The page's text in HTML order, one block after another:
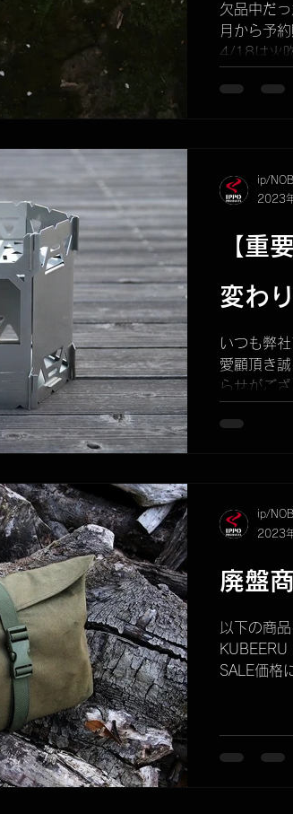
収納法 KUBEERU LV290plus
欠品中だ
月から予
4/18は火
"IBUKI"
【重
変わ
いつも弊
愛顧頂き
らせがご
る事とな
ip/
2023
廃盤
以下の商
SALE価格
ip/
2023